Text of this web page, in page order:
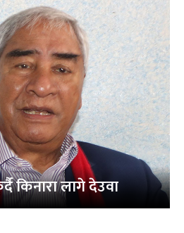
किनारा लागे देउवा